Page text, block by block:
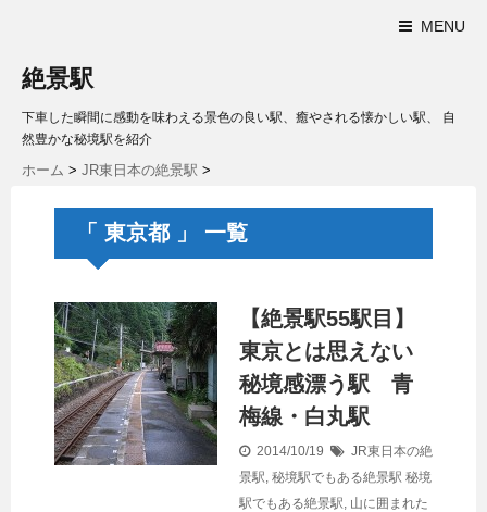
MENU
絶景駅
下車した瞬間に感動を味わえる景色の良い駅、癒やされる懐かしい駅、 自
然豊かな秘境駅を紹介
ホーム > JR東日本の絶景駅 >
「 東京都 」 一覧
【絶景駅55駅目】
東京とは思えない
秘境感漂う駅 青
梅線・白丸駅
2014/10/19
JR東日本の絶
景駅, 秘境駅でもある絶景駅 秘境
駅でもある絶景駅, 山に囲まれた